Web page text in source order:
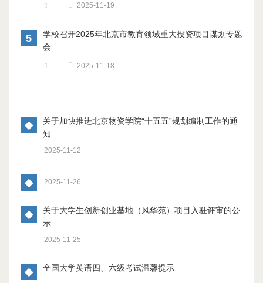
2025-11-19
5
学校召开2025年北京市教育领域重大投资项目谋划专题
会
2025-11-18
◆
关于加快推进北京物资学院“十五五”规划编制工作的通
知
2025-11-12
◆ 2025-11-26
◆
关于大学生创新创业基地（风华苑）项目入驻评审的公
示
2025-11-25
◆ 全国大学英语四、六级考试温馨提示